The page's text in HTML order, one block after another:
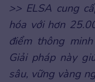
>> ELSA cung
hóa với hơn
điểm thông
Giải pháp này
sâu, vững vàng